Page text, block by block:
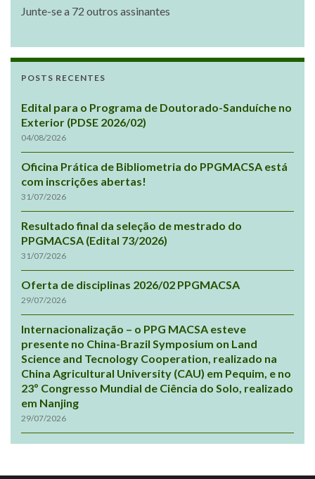
Junte-se a 72 outros assinantes
POSTS RECENTES
Edital para o Programa de Doutorado-Sanduíche no
Exterior (PDSE 2026/02)
04/08/2026
Oficina Prática de Bibliometria do PPGMACSA está
com inscrições abertas!
31/07/2026
Resultado final da seleção de mestrado do
PPGMACSA (Edital 73/2026)
31/07/2026
Oferta de disciplinas 2026/02 PPGMACSA
29/07/2026
Internacionalização – o PPG MACSA esteve
presente no China-Brazil Symposium on Land
Science and Tecnology Cooperation, realizado na
China Agricultural University (CAU) em Pequim, e no
23º Congresso Mundial de Ciência do Solo, realizado
em Nanjing
29/07/2026